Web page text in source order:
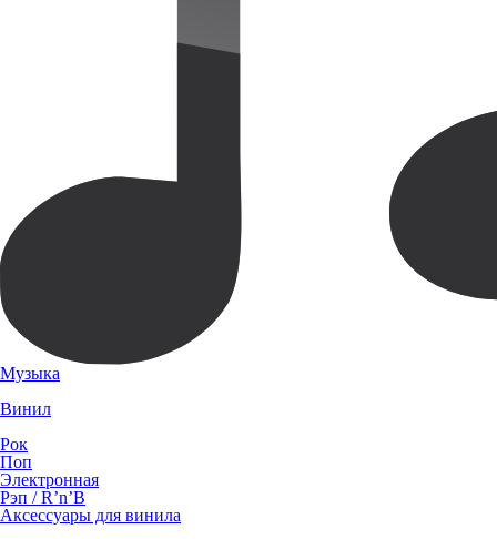
Музыка
Винил
Рок
Поп
Электронная
Рэп / R’n’B
Аксессуары для винила